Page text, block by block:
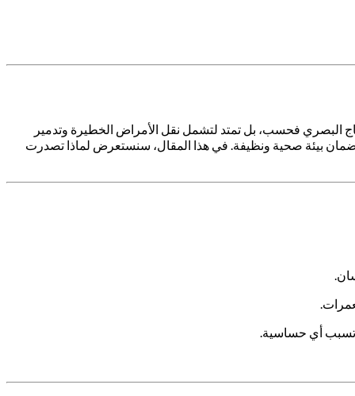
البصري فحسب، بل تمتد لتشمل نقل الأمراض الخطيرة وتدمير
بيئة صحية ونظيفة. في هذا المقال، سنستعرض لماذا تصدرت
تسبب أي حساسية.